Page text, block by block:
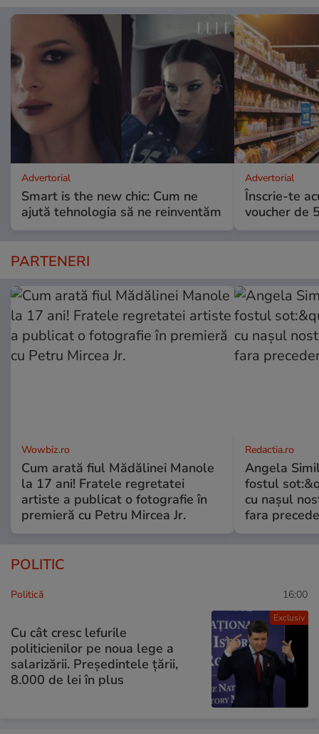
Advertorial
Smart is the new chic: Cum ne
ajută tehnologia să ne reinventăm
Advertorial
Înscrie-te
voucher de
PARTENERI
Wowbiz.ro
Cum arată fiul Mădălinei Manole
la 17 ani! Fratele regretatei
artiste a publicat o fotografie în
premieră cu Petru Mircea Jr.
Redactia.ro
Angela
fostul
cu nașul
fara
POLITIC
Exclusiv
Politică 16:00
Cu cât cresc lefurile
politicienilor pe noua lege a
salarizării. Președintele țării,
8.000 de lei în plus